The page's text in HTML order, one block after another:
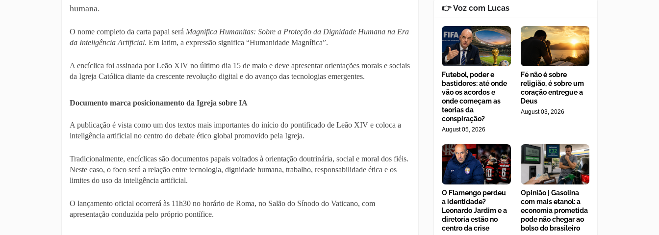
humana.
O nome completo da carta papal será Magnifica Humanitas: Sobre a Proteção da Dignidade Humana na Era
da Inteligência Artificial. Em latim, a expressão significa “Humanidade Magnífica”.
A encíclica foi assinada por Leão XIV no último dia 15 de maio e deve apresentar orientações morais e sociais
da Igreja Católica diante da crescente revolução digital e do avanço das tecnologias emergentes.
Documento marca posicionamento da Igreja sobre IA
A publicação é vista como um dos textos mais importantes do início do pontificado de Leão XIV e coloca a
inteligência artificial no centro do debate ético global promovido pela Igreja.
Tradicionalmente, encíclicas são documentos papais voltados à orientação doutrinária, social e moral dos fiéis.
Neste caso, o foco será a relação entre tecnologia, dignidade humana, trabalho, responsabilidade ética e os
limites do uso da inteligência artificial.
O lançamento oficial ocorrerá às 11h30 no horário de Roma, no Salão do Sínodo do Vaticano, com
apresentação conduzida pelo próprio pontífice.
👉 Voz com Lucas
Futebol, poder e
bastidores: até onde
vão os acordos e
onde começam as
teorias da
conspiração?
August 05, 2026
Fé não é sobre
religião, é sobre um
coração entregue a
Deus
August 03, 2026
O Flamengo perdeu
a identidade?
Leonardo Jardim e a
diretoria estão no
centro da crise
Opinião | Gasolina
com mais etanol: a
economia prometida
pode não chegar ao
bolso do brasileiro